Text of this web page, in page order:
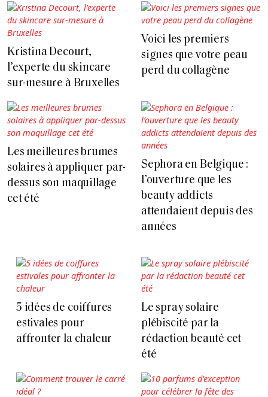
Kristina Decourt,
l’experte du skincare
sur-mesure à Bruxelles
Voici les premiers
signes que votre peau
perd du collagène
Les meilleures brumes
solaires à appliquer par-
dessus son maquillage
cet été
Sephora en Belgique :
l’ouverture que les
beauty addicts
attendaient depuis des
années
5 idées de coiffures
estivales pour
affronter la chaleur
Le spray solaire
plébiscité par la
rédaction beauté cet
été